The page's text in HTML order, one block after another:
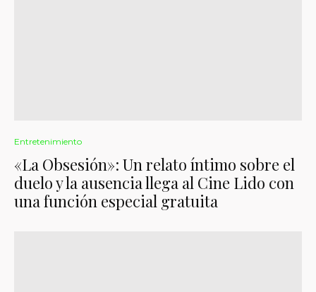
Entretenimiento
«La Obsesión»: Un relato íntimo sobre el
duelo y la ausencia llega al Cine Lido con
una función especial gratuita